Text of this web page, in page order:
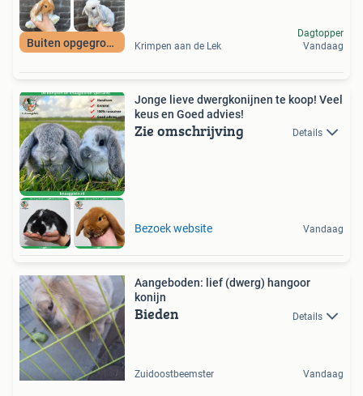
Buiten opgegroeid Krimpen aan de Lek
Dagtopper
Vandaag
Jonge lieve dwergkonijnen te koop! Veel
keus en Goed advies!
Zie omschrijving Details
Bezoek website Vandaag
Aangeboden: lief (dwerg) hangoor
konijn
Bieden Details
Zuidoostbeemster Vandaag